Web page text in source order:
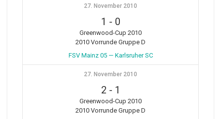
27. November 2010
1 - 0
Greenwood-Cup 2010
2010 Vorrunde Gruppe D
FSV Mainz 05 — Karlsruher SC
27. November 2010
2 - 1
Greenwood-Cup 2010
2010 Vorrunde Gruppe D